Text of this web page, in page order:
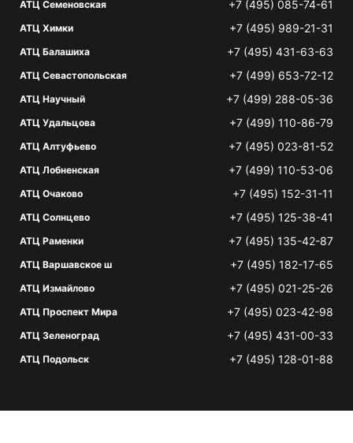
АТЦ Семеновская +7 (495) 085-74-61
АТЦ Химки +7 (495) 989-21-31
АТЦ Балашиха +7 (495) 431-63-63
АТЦ Севастопольская +7 (499) 653-72-12
АТЦ Научный +7 (499) 288-05-36
АТЦ Удальцова +7 (499) 110-86-79
АТЦ Алтуфьево +7 (495) 023-81-52
АТЦ Лобненская +7 (499) 110-53-06
АТЦ Очаково +7 (495) 152-31-11
АТЦ Солнцево +7 (495) 125-38-41
АТЦ Раменки +7 (495) 135-42-87
АТЦ Варшавское ш +7 (495) 182-17-65
АТЦ Измайлово +7 (495) 021-25-26
АТЦ Проспект Мира +7 (495) 023-42-98
АТЦ Зеленоград +7 (495) 431-00-33
АТЦ Подольск +7 (495) 128-01-88